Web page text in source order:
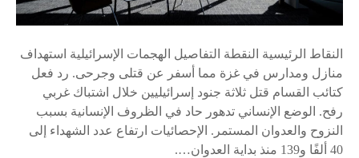
النقاط الرئيسية النقطة التفاصيل الهجمات الإسرائيلية استهداف
منازل ومدارس في غزة مما أسفر عن قتلى وجرحى. رد فعل
كتائب القسام قتل ثلاثة جنود إسرائيليين خلال اشتباك غربي
رفح. الوضع الإنساني تدهور حاد في الظروف الإنسانية بسبب
النزوح والعدوان المستمر. الإحصائيات ارتفاع عدد الشهداء إلى
40 ألفًا و139 منذ بداية العدوان….